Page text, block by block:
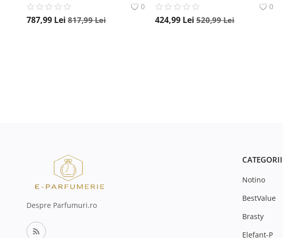
0
787,99 Lei 817,99Lei
0
424,99 Lei 520,99Lei
Despre Parfumuri.ro
CATEGORII
Notino
BestValue
Brasty
Elefant-P